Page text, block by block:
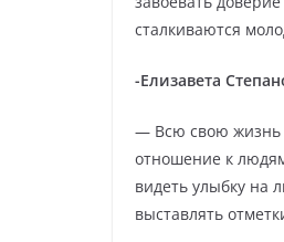
сталкиваются
-Елизавета
— Всю свою жизнь
отношение к
видеть улыбку на
выставлять